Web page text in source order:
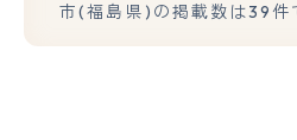
市(福島県)の掲載数は39件